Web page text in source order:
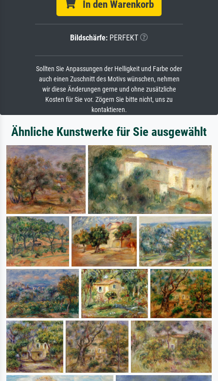
In den Warenkorb
Bildschärfe: PERFEKT
Sollten Sie Anpassungen der Helligkeit und Farbe oder
auch einen Zuschnitt des Motivs wünschen, nehmen
wir diese Änderungen gerne und ohne zusätzliche
Kosten für Sie vor. Zögern Sie bitte nicht, uns zu
kontaktieren.
Ähnliche Kunstwerke für Sie ausgewählt